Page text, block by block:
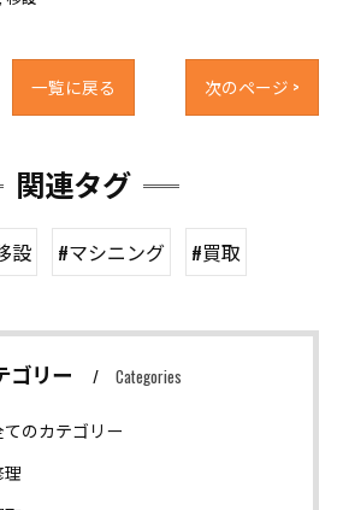
一覧に戻る 次のページ >
関連タグ
設 #マシニング #買取
ゴリー Categories
てのカテゴリー